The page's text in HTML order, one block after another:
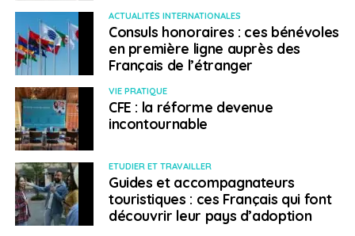
ACTUALITÉS INTERNATIONALES
Consuls honoraires : ces bénévoles
en première ligne auprès des
Français de l’étranger
VIE PRATIQUE
CFE : la réforme devenue
incontournable
ETUDIER ET TRAVAILLER
Guides et accompagnateurs
touristiques : ces Français qui font
découvrir leur pays d’adoption